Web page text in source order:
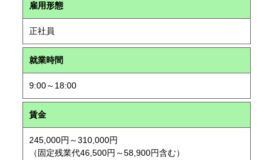
雇用形態
正社員
就業時間
9:00～18:00
賃金
245,000円～310,000円
（固定残業代46,500円～58,900円含む）